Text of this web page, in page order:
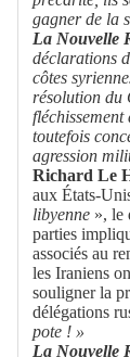
gagner de la
La Nouvelle
déclarations
côtes
résolution du
toutefois
agression
Richard Le
aux États-
libyenne », le
parties
associés au
les Iraniens
souligner la
délégations
pote ! »
La Nouvelle